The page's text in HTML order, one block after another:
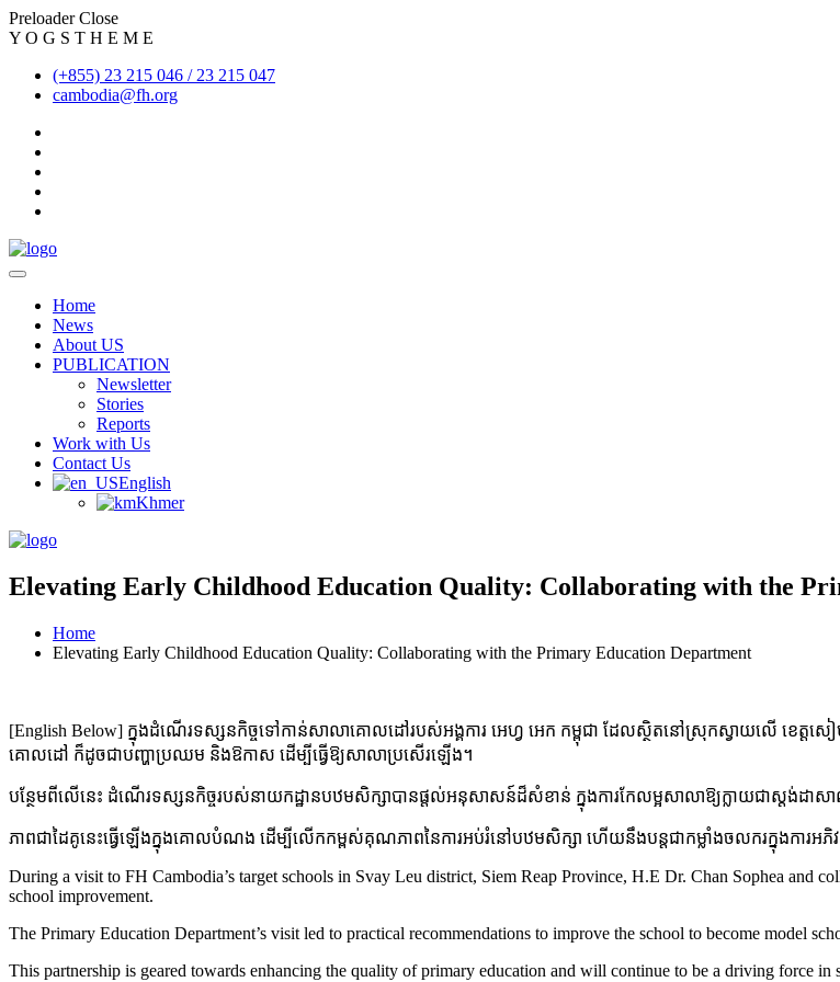
Preloader Close
Y O G S T H E M E
(+855) 23 215 046 / 23 215 047
cambodia@fh.org
Home
News
About US
PUBLICATION
Newsletter
Stories
Reports
Work with Us
Contact Us
English
Khmer
Elevating Early Childhood Education Quality: Collaborating with the
Home
Elevating Early Childhood Education Quality: Collaborating with the Primary Education Department
[English Below] ក្នុងដំណើរទស្សនកិច្ចទៅកាន់សាលាគោលដៅរបស់អង្គការ អេហ្វ អេក កម្ពុជា ដែលស្ថិតនៅស្រុកស្វាយលើ ខេត្
គោលដៅ ក៏ដូចជាបញ្ហាប្រឈម និងឱកាស ដើម្បីធ្វើឱ្យសាលាប្រសើរឡើង។
បន្ថែមពីលើនេះ ដំណើរទស្សនកិច្ចរបស់នាយកដ្ឋានបឋមសិក្សាបានផ្តល់អនុសាសន៍ដ៏សំខាន់ ក្នុងការកែលម្អសាលាឱ្យក្លាយជាស្តង់ដាសា
ភាពជាដៃគូនេះធ្វើឡើងក្នុងគោលបំណង ដើម្បីលើកកម្ពស់គុណភាពនៃការអប់រំនៅបឋមសិក្សា ហើយនឹងបន្តជាកម្លាំងចលករក្នុងការអភិ
During a visit to FH Cambodia’s target schools in Svay Leu district, Siem Reap Province, H.E Dr. Chan Sophea and
school improvement.
The Primary Education Department’s visit led to practical recommendations to improve the school to become model
This partnership is geared towards enhancing the quality of primary education and will continue to be a driving force in